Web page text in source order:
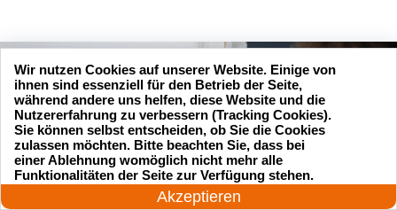
24 Stunden am Tag
Akzeptieren
Wir nutzen Cookies auf unserer Website. Einige von
ihnen sind essenziell für den Betrieb der Seite,
während andere uns helfen, diese Website und die
Nutzererfahrung zu verbessern (Tracking Cookies).
Sie können selbst entscheiden, ob Sie die Cookies
zulassen möchten. Bitte beachten Sie, dass bei
einer Ablehnung womöglich nicht mehr alle
Funktionalitäten der Seite zur Verfügung stehen.